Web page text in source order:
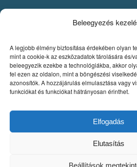
Beleegyezés
A legjobb élmény biztosítása érdekében olyan
mint a cookie-k az eszközadatok tárolására és/
beleegyezik ezekbe a technológiákba, akkor
fel ezen az oldalon, mint a böngészési
azonosítók. A hozzájárulás elmulasztása vagy
funkciókat és funkciókat hátrányosan érinthet.
Elfogadás
Elutasítás
Beállítások
KÖNYVKÉSZÍTÉSI
Amit mindenképpen tudnia kell, ha
Fontos szabályok a könyv nyomdai